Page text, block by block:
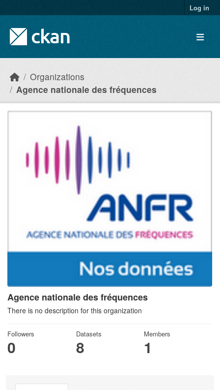
Log in
Organizations
Agence nationale des fréquences
Agence nationale des fréquences
There is no description for this organization
Followers
0
Datasets
8
Members
1